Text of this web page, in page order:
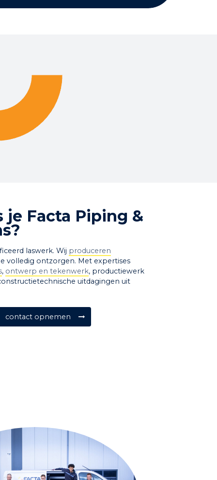
je Facta Piping &
laswerk. Wij produceren
volledig ontzorgen. Met expertises
, ontwerp en tekenwerk, productiewerk
uitdagingen uit
contact opnemen